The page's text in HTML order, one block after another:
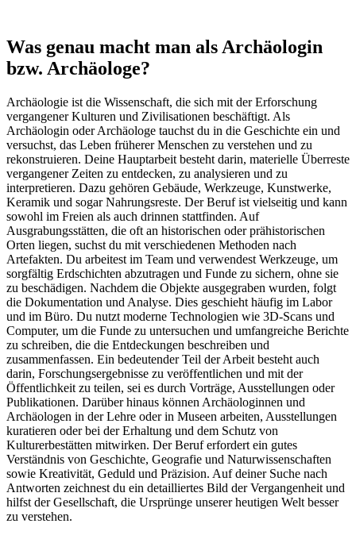
Was genau macht man als Archäologin
bzw. Archäologe?
Archäologie ist die Wissenschaft, die sich mit der Erforschung
vergangener Kulturen und Zivilisationen beschäftigt. Als
Archäologin oder Archäologe tauchst du in die Geschichte ein und
versuchst, das Leben früherer Menschen zu verstehen und zu
rekonstruieren. Deine Hauptarbeit besteht darin, materielle Überreste
vergangener Zeiten zu entdecken, zu analysieren und zu
interpretieren. Dazu gehören Gebäude, Werkzeuge, Kunstwerke,
Keramik und sogar Nahrungsreste. Der Beruf ist vielseitig und kann
sowohl im Freien als auch drinnen stattfinden. Auf
Ausgrabungsstätten, die oft an historischen oder prähistorischen
Orten liegen, suchst du mit verschiedenen Methoden nach
Artefakten. Du arbeitest im Team und verwendest Werkzeuge, um
sorgfältig Erdschichten abzutragen und Funde zu sichern, ohne sie
zu beschädigen. Nachdem die Objekte ausgegraben wurden, folgt
die Dokumentation und Analyse. Dies geschieht häufig im Labor
und im Büro. Du nutzt moderne Technologien wie 3D-Scans und
Computer, um die Funde zu untersuchen und umfangreiche Berichte
zu schreiben, die die Entdeckungen beschreiben und
zusammenfassen. Ein bedeutender Teil der Arbeit besteht auch
darin, Forschungsergebnisse zu veröffentlichen und mit der
Öffentlichkeit zu teilen, sei es durch Vorträge, Ausstellungen oder
Publikationen. Darüber hinaus können Archäologinnen und
Archäologen in der Lehre oder in Museen arbeiten, Ausstellungen
kuratieren oder bei der Erhaltung und dem Schutz von
Kulturerbestätten mitwirken. Der Beruf erfordert ein gutes
Verständnis von Geschichte, Geografie und Naturwissenschaften
sowie Kreativität, Geduld und Präzision. Auf deiner Suche nach
Antworten zeichnest du ein detailliertes Bild der Vergangenheit und
hilfst der Gesellschaft, die Ursprünge unserer heutigen Welt besser
zu verstehen.